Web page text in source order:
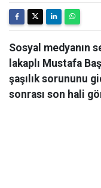
Sosyal medyanın
lakaplı Mustafa
şaşılık sorununu
sonrası son hali